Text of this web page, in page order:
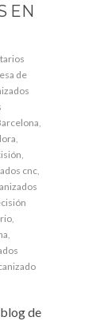
EN
de
,
,
,
cnc,
,
,
de